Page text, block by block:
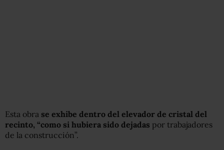
Esta obra se exhibe dentro del elevador de cristal del
recinto, “como si hubiera sido dejadas por trabajadores
de la construcción”.